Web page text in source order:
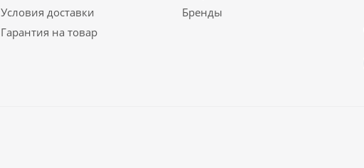
Условия доставки
Гарантия на товар
Бренды